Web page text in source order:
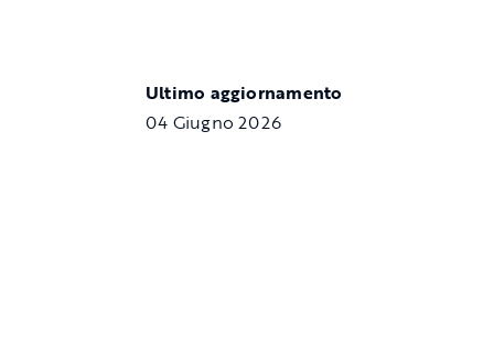
Ultimo aggiornamento
04 Giugno 2026